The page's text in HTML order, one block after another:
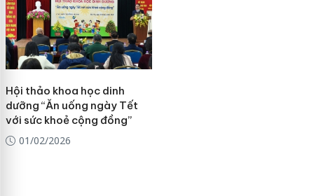
Hội thảo khoa học dinh
dưỡng “Ăn uống ngày Tết
với sức khoẻ cộng đồng”
01/02/2026